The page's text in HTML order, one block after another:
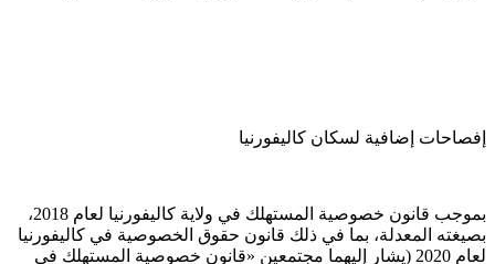
إفصاحات إضافية لسكان كاليفورنيا
بموجب قانون خصوصية المستهلك في ولاية كاليفورنيا لعام 2018،
بصيغته المعدلة، بما في ذلك قانون حقوق الخصوصية في كاليفورنيا
لعام 2020 (يشار إليهما مجتمعين «قانون خصوصية المستهلك في